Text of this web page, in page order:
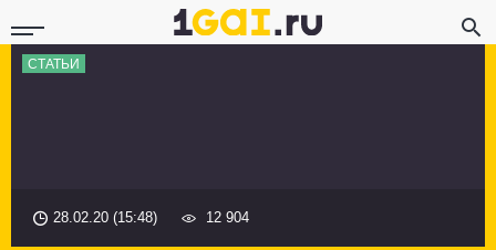
СТАТЬИ
28.02.20 (15:48) 12 904